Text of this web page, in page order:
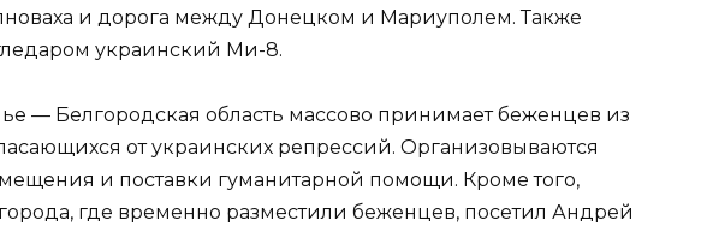
и дорога между Донецком и Мариуполем. Также
украинский Ми-8.
— Белгородская область массово принимает беженцев из
от украинских репрессий. Организовываются
и поставки гуманитарной помощи. Кроме того,
где временно разместили беженцев, посетил Андрей